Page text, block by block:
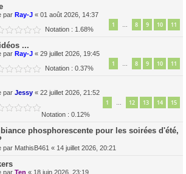
par Ray-J « 01 août 2026, 14:37
1 … 8 9 10 11
Notation : 1.68%
...
par Ray-J « 29 juillet 2026, 19:45
1 … 8 9 10 11
Notation : 0.37%
par Jessy « 22 juillet 2026, 21:52
1 … 12 13 14 15
Notation : 0.12%
phosphorescente pour les soirées d'été,
par MathisB461 « 14 juillet 2026, 20:21
par Ten « 18 juin 2026, 23:19